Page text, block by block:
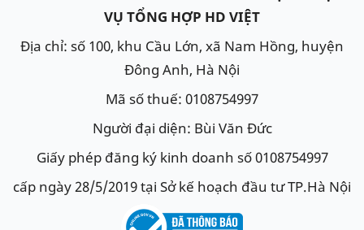
VỤ TỔNG HỢP HD VIỆT
Địa chỉ: số 100, khu Cầu Lớn, xã Nam Hồng, huyện
Đông Anh, Hà Nội
Mã số thuế: 0108754997
Người đại diện: Bùi Văn Đức
Giấy phép đăng ký kinh doanh số 0108754997
cấp ngày 28/5/2019 tại Sở kế hoạch đầu tư TP.Hà Nội